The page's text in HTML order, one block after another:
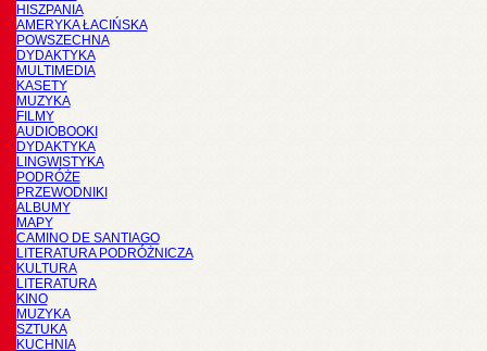
HISZPANIA
AMERYKA ŁACIŃSKA
POWSZECHNA
DYDAKTYKA
MULTIMEDIA
KASETY
MUZYKA
FILMY
AUDIOBOOKI
DYDAKTYKA
LINGWISTYKA
PODRÓŻE
PRZEWODNIKI
ALBUMY
MAPY
CAMINO DE SANTIAGO
LITERATURA PODRÓŻNICZA
KULTURA
LITERATURA
KINO
MUZYKA
SZTUKA
KUCHNIA